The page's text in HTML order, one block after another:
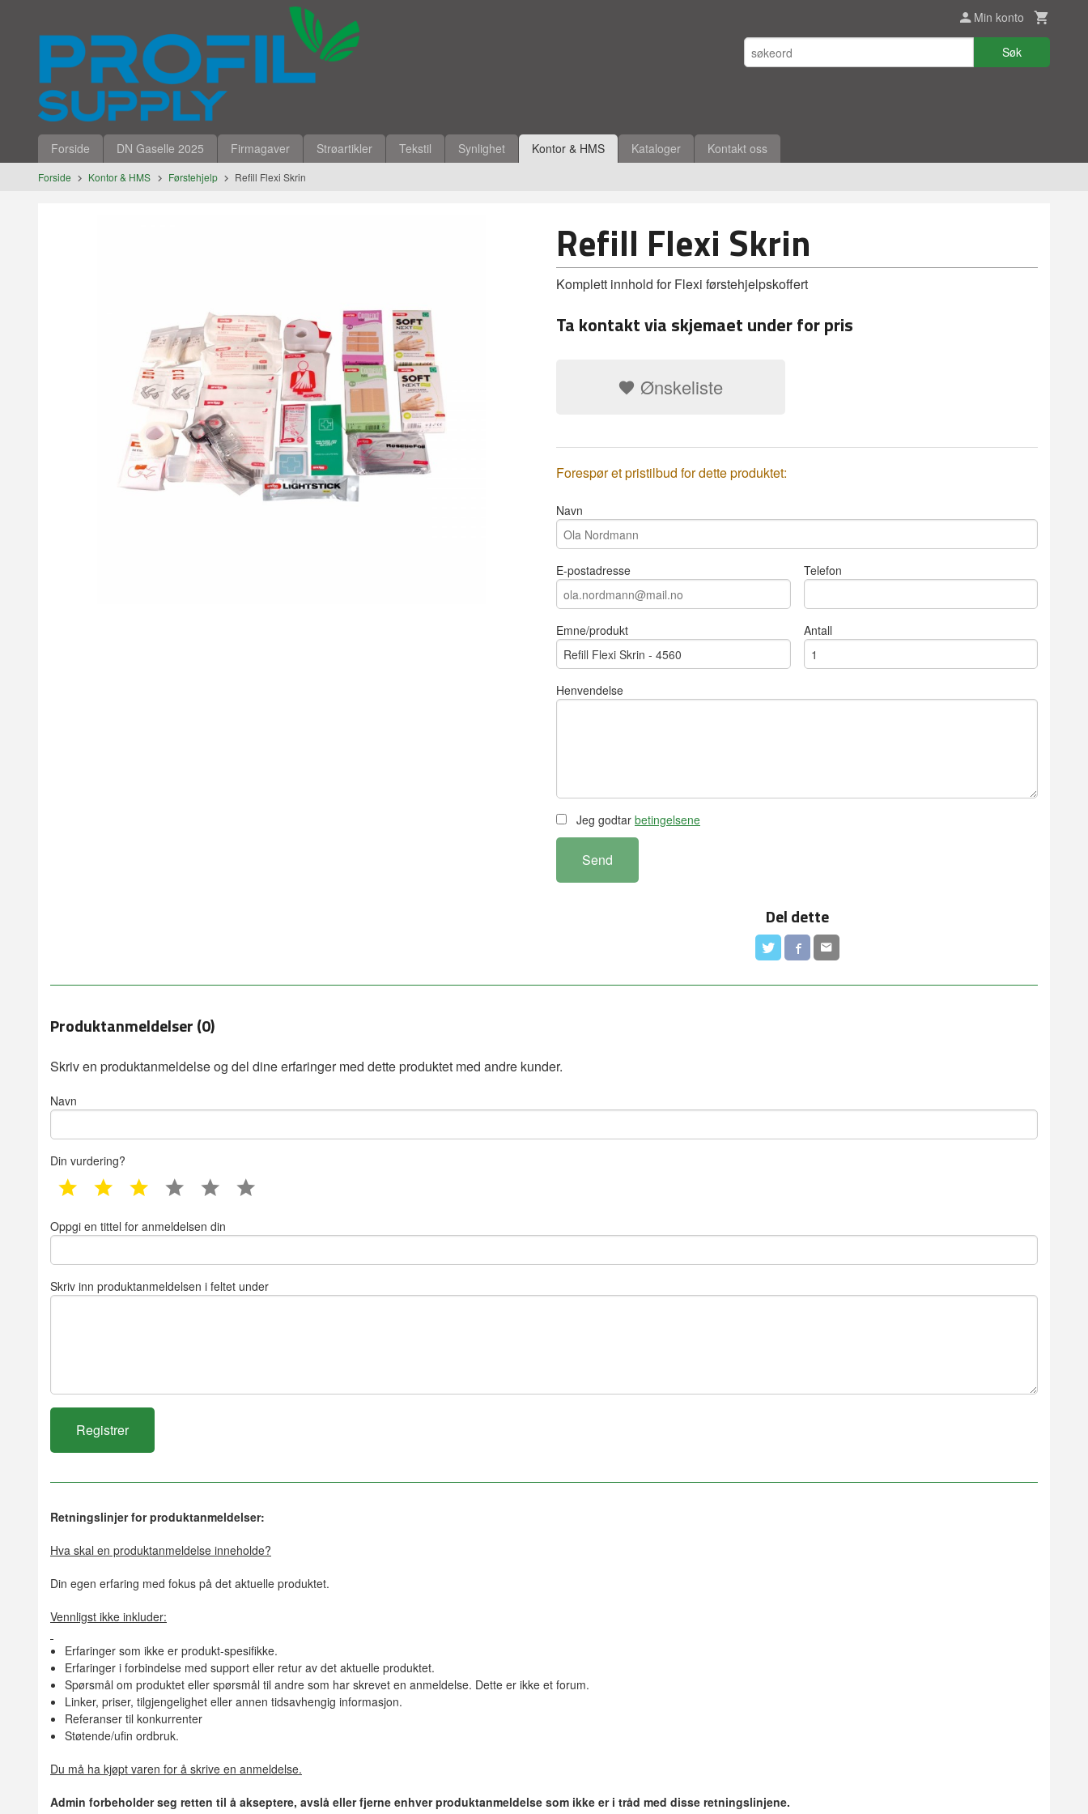
innholdet
Min konto
Søk
Produkter
Forside DN Gaselle 2025 Firmagaver Strøartikler Tekstil Synlighet Kontor & HMS Kataloger Kontakt oss
Forside Kontor & HMS Førstehjelp Refill Flexi Skrin
Refill Flexi Skrin
Komplett innhold for Flexi førstehjelpskoffert
Ta kontakt via skjemaet under for pris
Ønskeliste
Forespør et pristilbud for dette produktet:
Navn
E-postadresse Telefon
Emne/produkt Antall
Henvendelse
Jeg godtar betingelsene
Send
Del dette
Produktanmeldelser (0)
Skriv en produktanmeldelse og del dine erfaringer med dette produktet med andre kunder.
Navn
Din vurdering?
1 star 2 star 3 star 4 star 5 star
Oppgi en tittel for anmeldelsen din
Skriv inn produktanmeldelsen i feltet under
Retningslinjer for produktanmeldelser:
Hva skal en produktanmeldelse inneholde?
Din egen erfaring med fokus på det aktuelle produktet.
Vennligst ikke inkluder:
Erfaringer som ikke er produkt-spesifikke.
Erfaringer i forbindelse med support eller retur av det aktuelle produktet.
Spørsmål om produktet eller spørsmål til andre som har skrevet en anmeldelse. Dette er ikke et forum.
Linker, priser, tilgjengelighet eller annen tidsavhengig informasjon.
Referanser til konkurrenter
Støtende/ufin ordbruk.
Du må ha kjøpt varen for å skrive en anmeldelse.
Admin forbeholder seg retten til å akseptere, avslå eller fjerne enhver produktanmeldelse som ikke er i tråd med disse retningslinjene.